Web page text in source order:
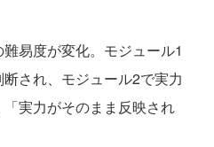
易度が変化。モジュール1
され、モジュール2で実力
実力がそのまま反映され